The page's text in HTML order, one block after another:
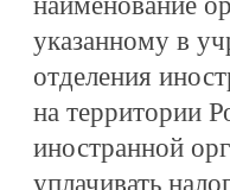
указанному в
отделения
на территории
иностранной
уплачивать